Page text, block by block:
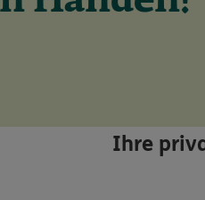
Ihre